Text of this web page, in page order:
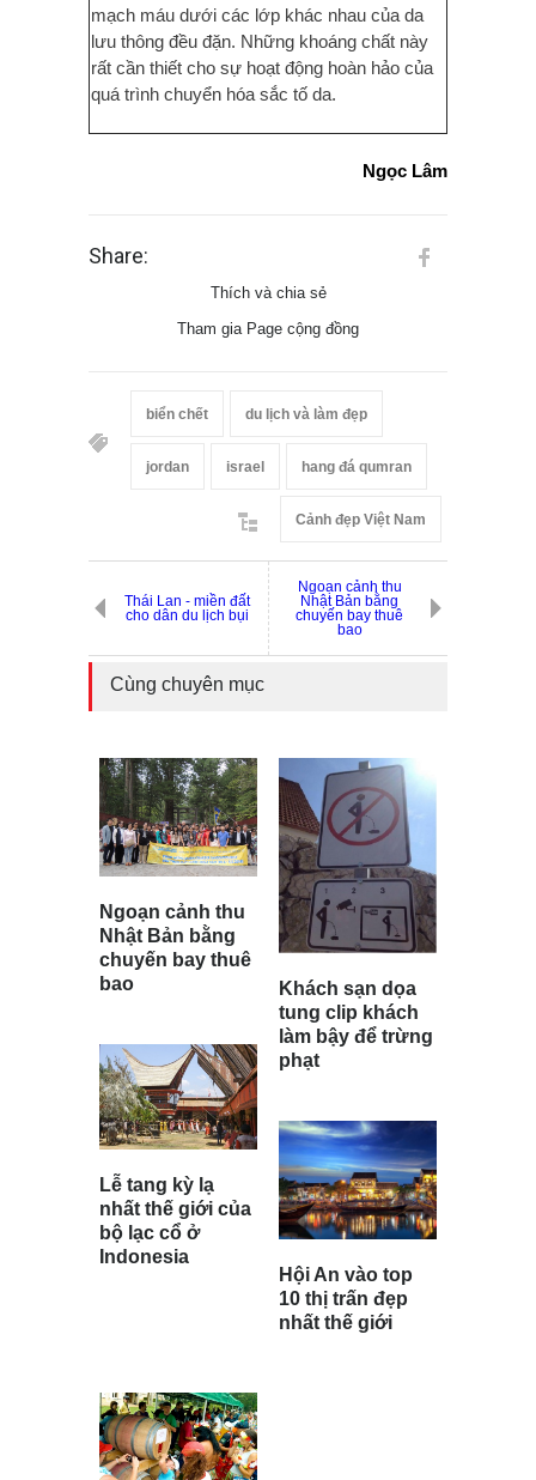
mạch máu dưới các lớp khác nhau của da
lưu thông đều đặn. Những khoáng chất này
rất cần thiết cho sự hoạt động hoàn hảo của
quá trình chuyển hóa sắc tố da.
Ngọc Lâm
Share:
Thích và chia sẻ
Tham gia Page cộng đồng
biển chết du lịch và làm đẹp
jordan israel hang đá qumran
Cảnh đẹp Việt Nam
Thái Lan - miền đất
cho dân du lịch bụi
Ngoạn cảnh thu
Nhật Bản bằng
chuyến bay thuê
bao
Cùng chuyên mục
Ngoạn cảnh thu
Nhật Bản bằng
chuyến bay thuê
bao
Lễ tang kỳ lạ
nhất thế giới của
bộ lạc cổ ở
Indonesia
Khách sạn dọa
tung clip khách
làm bậy để trừng
phạt
Hội An vào top
10 thị trấn đẹp
nhất thế giới